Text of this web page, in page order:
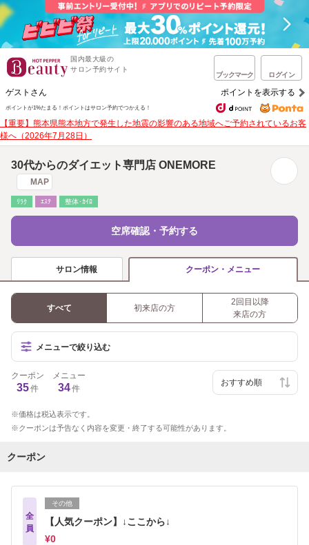
国内最大級の
サロン予約サイト
ブックマーク ログイン
ゲストさん ポイントを表示する
ポイントが1%たまる！ ポイントはサロン予約でつかえる！
【重要】熊本県熊本地方で発生した地震の影響のある地域へご予約されているお客
様へ（2026年7月28日）
30代からのダイエット専門店 ONEMORE
MAP
ﾘﾗｸ ｴｽﾃ 整体･ｶｲﾛ
空席確認・予約する
サロン情報 クーポン・メニュー
すべて 初来店の方
2回目以降
来店の方
メニューで絞り込む
クーポン
35件
メニュー
34件
価格は税込表示です。
クーポンは予告なく内容を変更・終了する可能性があります。
クーポン
全
員
その他
【人気クーポン】↓ここから↓
¥0